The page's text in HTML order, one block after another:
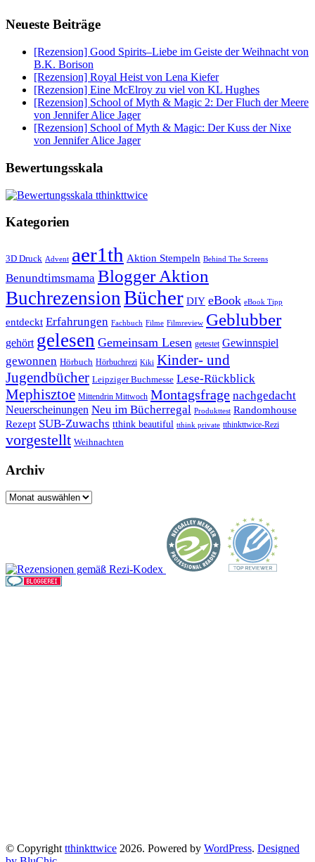
Neueste Beiträge
[Rezension] Good Spirits–Liebe im Geiste der Weihnacht von
B.K. Borison
[Rezension] Royal Heist von Lena Kiefer
[Rezension] Eine McElroy zu viel von KL Hughes
[Rezension] School of Myth & Magic 2: Der Fluch der Meere
von Jennifer Alice Jager
[Rezension] School of Myth & Magic: Der Kuss der Nixe
von Jennifer Alice Jager
Bewertungsskala
Kategorien
3D Druck Advent aer1th Aktion Stempeln Behind The Screens
Benundtimsmama Blogger Aktion
BuchrezensionBücher DIY eBook eBook Tipp
entdeckt Erfahrungen Fachbuch Filme Filmreview Geblubber
gehört gelesen Gemeinsam Lesen getestet Gewinnspiel
gewonnen Hörbuch Hörbuchrezi Kiki Kinder- und
Jugendbücher Leipziger Buchmesse Lese-Rückblick
Mephisztoe Mittendrin Mittwoch Montagsfrage nachgedacht
Neuerscheinungen Neu im Bücherregal Produkttest Randomhouse
Rezept SUB-Zuwachs tthink beautiful tthink private tthinkttwice-Rezi
vorgestellt Weihnachten
Archiv
Archiv
© Copyrighttthinkttwice 2026. Powered by WordPress. Designed